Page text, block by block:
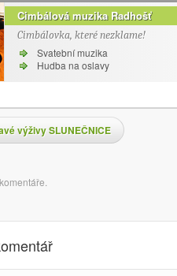
Cimbálová muzika Radhošť
Cimbálovka, které nezklame!
Svatební muzika
Hudba na oslavy
příspěvky
výživy SLUNEČNICE